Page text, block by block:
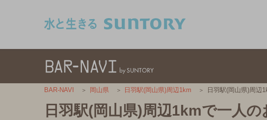
BAR-NAVI 岡山県 日羽駅(岡山県)周辺1km 日羽駅(岡山県)周辺
日羽駅(岡山県)周辺1kmで一人